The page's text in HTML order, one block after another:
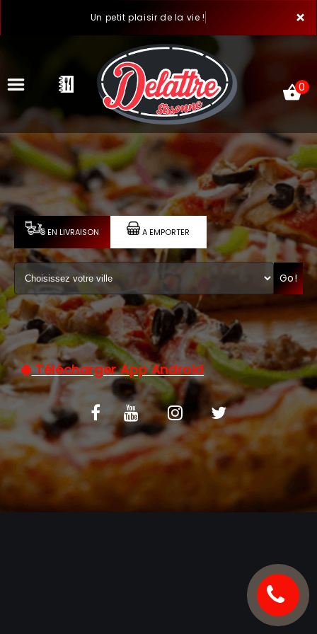
×
Un petit plaisir de la vie !
ACCUEIL
LA CARTE
VOTRE COMPTE
NOTRE RESTAURANT
VOS AVIS
MENTIONS LÉGALES
C.G.V
0
EN LIVRAISON A EMPORTER
Go!
Télécharger App Android